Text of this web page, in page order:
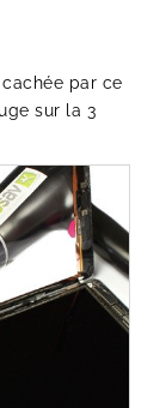
par ce
sur la 3